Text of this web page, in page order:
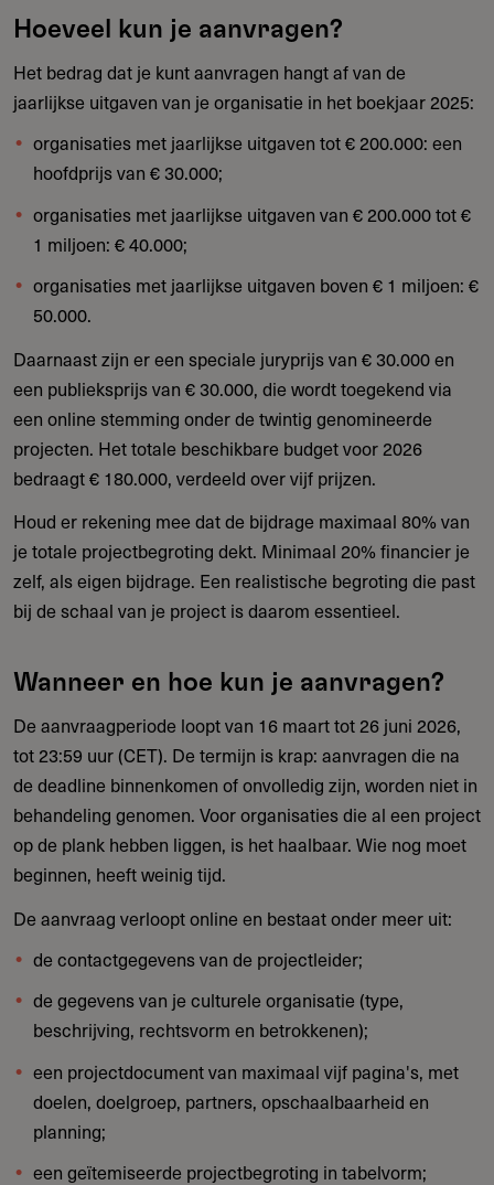
Hoeveel kun je aanvragen?
Het bedrag dat je kunt aanvragen hangt af van de
jaarlijkse uitgaven van je organisatie in het boekjaar 2025:
organisaties met jaarlijkse uitgaven tot € 200.000: een
hoofdprijs van € 30.000;
organisaties met jaarlijkse uitgaven van € 200.000 tot €
1 miljoen: € 40.000;
organisaties met jaarlijkse uitgaven boven € 1 miljoen: €
50.000.
Daarnaast zijn er een speciale juryprijs van € 30.000 en
een publieksprijs van € 30.000, die wordt toegekend via
een online stemming onder de twintig genomineerde
projecten. Het totale beschikbare budget voor 2026
bedraagt € 180.000, verdeeld over vijf prijzen.
Houd er rekening mee dat de bijdrage maximaal 80% van
je totale projectbegroting dekt. Minimaal 20% financier je
zelf, als eigen bijdrage. Een realistische begroting die past
bij de schaal van je project is daarom essentieel.
Wanneer en hoe kun je aanvragen?
De aanvraagperiode loopt van 16 maart tot 26 juni 2026,
tot 23:59 uur (CET). De termijn is krap: aanvragen die na
de deadline binnenkomen of onvolledig zijn, worden niet in
behandeling genomen. Voor organisaties die al een project
op de plank hebben liggen, is het haalbaar. Wie nog moet
beginnen, heeft weinig tijd.
De aanvraag verloopt online en bestaat onder meer uit:
de contactgegevens van de projectleider;
de gegevens van je culturele organisatie (type,
beschrijving, rechtsvorm en betrokkenen);
een projectdocument van maximaal vijf pagina's, met
doelen, doelgroep, partners, opschaalbaarheid en
planning;
een geïtemiseerde projectbegroting in tabelvorm;